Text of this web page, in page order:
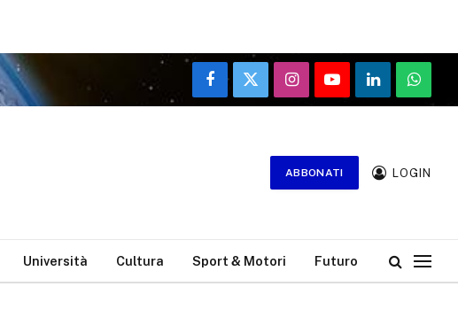
Facebook
X
(Twitter)
InstagramYouTubeLinkedIn
ABBONATI LOGIN
Università Cultura Sport & Motori Futuro